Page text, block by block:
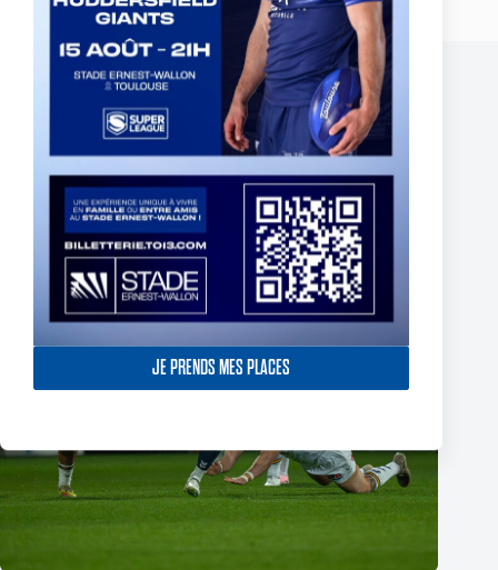
JE PRENDS MES PLACES
Publications similaires